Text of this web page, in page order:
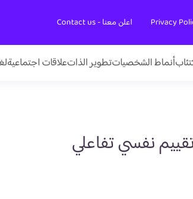
اعلن معنا - Contact us
أنماط الشخصياتتطوير الذاتعلاقات اجتماعية
نفسي تفاعلي